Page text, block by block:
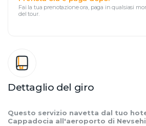
Dettaglio del giro
Questo servizio navetta dal tuo
Cappadocia all'aeroporto di
Fai la tua prenotazione ora, paga in qualsiasi
del tour.